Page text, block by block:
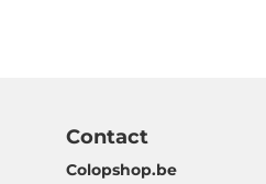
Contact
Colopshop.be